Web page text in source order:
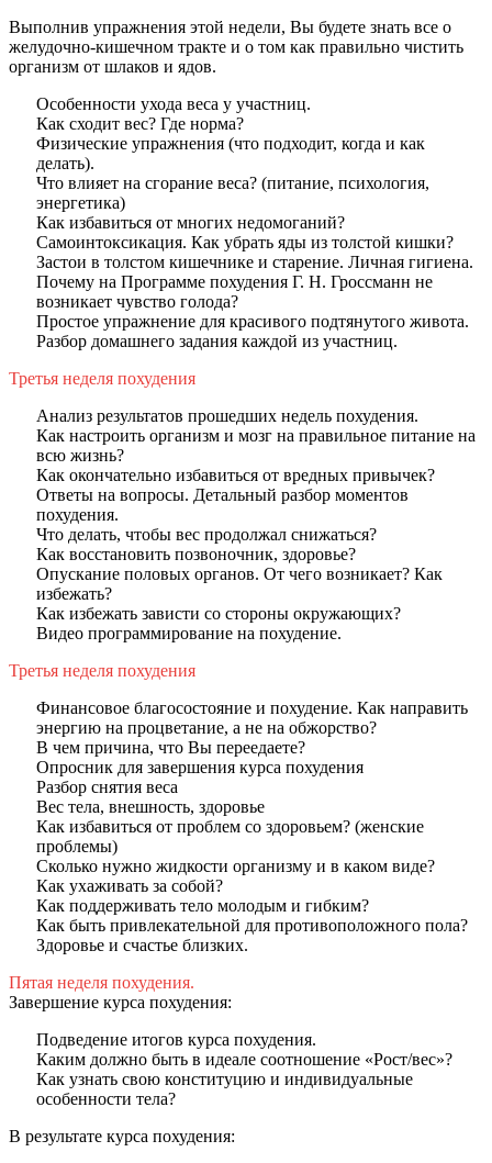
Выполнив упражнения этой недели, Вы будете знать все о
желудочно-кишечном тракте и о том как правильно чистить
организм от шлаков и ядов.
Особенности ухода веса у участниц.
Как сходит вес? Где норма?
Физические упражнения (что подходит, когда и как
делать).
Что влияет на сгорание веса? (питание, психология,
энергетика)
Как избавиться от многих недомоганий?
Самоинтоксикация. Как убрать яды из толстой кишки?
Застои в толстом кишечнике и старение. Личная гигиена.
Почему на Программе похудения Г. Н. Гроссманн не
возникает чувство голода?
Простое упражнение для красивого подтянутого живота.
Разбор домашнего задания каждой из участниц.
Третья неделя похудения
Анализ результатов прошедших недель похудения.
Как настроить организм и мозг на правильное питание на
всю жизнь?
Как окончательно избавиться от вредных привычек?
Ответы на вопросы. Детальный разбор моментов
похудения.
Что делать, чтобы вес продолжал снижаться?
Как восстановить позвоночник, здоровье?
Опускание половых органов. От чего возникает? Как
избежать?
Как избежать зависти со стороны окружающих?
Видео программирование на похудение.
Третья неделя похудения
Финансовое благосостояние и похудение. Как направить
энергию на процветание, а не на обжорство?
В чем причина, что Вы переедаете?
Опросник для завершения курса похудения
Разбор снятия веса
Вес тела, внешность, здоровье
Как избавиться от проблем со здоровьем? (женские
проблемы)
Сколько нужно жидкости организму и в каком виде?
Как ухаживать за собой?
Как поддерживать тело молодым и гибким?
Как быть привлекательной для противоположного пола?
Здоровье и счастье близких.
Пятая неделя похудения.
Завершение курса похудения:
Подведение итогов курса похудения.
Каким должно быть в идеале соотношение «Рост/вес»?
Как узнать свою конституцию и индивидуальные
особенности тела?
В результате курса похудения: